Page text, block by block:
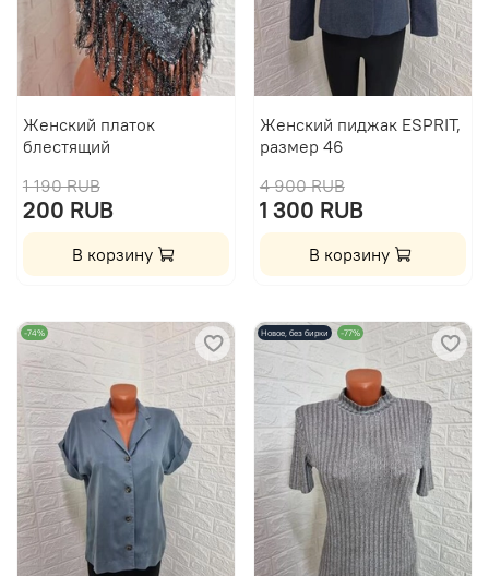
Женский платок
блестящий
1 190 RUB
200 RUB
В корзину
Женский пиджак ESPRIT,
размер 46
4 900 RUB
1 300 RUB
В корзину
-74% Новое, без бирки -77%